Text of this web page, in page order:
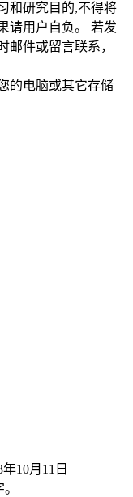
和研究目的,不得将
请用户自负。 若发
邮件或留言联系，
的电脑或其它存储
10月11日